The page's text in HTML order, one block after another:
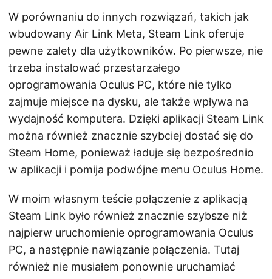
W porównaniu do innych rozwiązań, takich jak
wbudowany Air Link Meta, Steam Link oferuje
pewne zalety dla użytkowników. Po pierwsze, nie
trzeba instalować przestarzałego
oprogramowania Oculus PC, które nie tylko
zajmuje miejsce na dysku, ale także wpływa na
wydajność komputera. Dzięki aplikacji Steam Link
można również znacznie szybciej dostać się do
Steam Home, ponieważ ładuje się bezpośrednio
w aplikacji i pomija podwójne menu Oculus Home.
W moim własnym teście połączenie z aplikacją
Steam Link było również znacznie szybsze niż
najpierw uruchomienie oprogramowania Oculus
PC, a następnie nawiązanie połączenia. Tutaj
również nie musiałem ponownie uruchamiać